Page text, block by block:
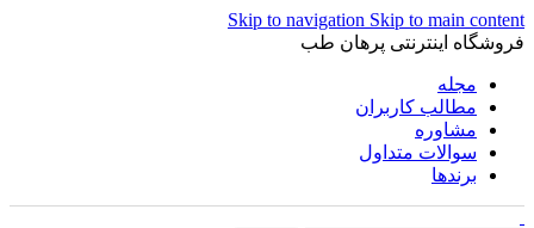
Skip to navigation Skip to main content
فروشگاه اینترنتی پرهان طب
مجله
مطالب کاربران
مشاوره
سوالات متداول
برندها